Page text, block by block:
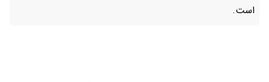
است.